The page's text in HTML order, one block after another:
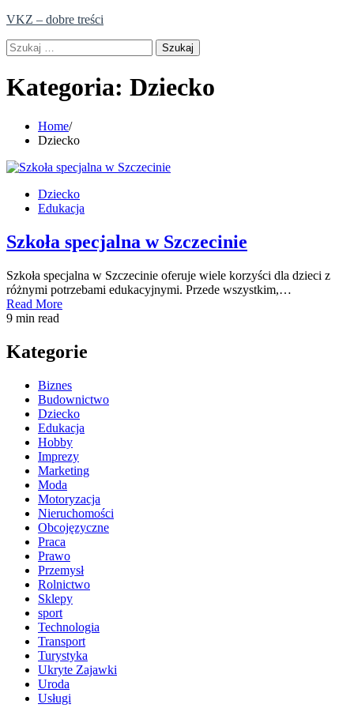
Skip
content
VKZ – dobre treści
Szukaj:
Kategoria: Dziecko
Home
Dziecko
Dziecko
Edukacja
Szkoła specjalna w Szczecinie
Szkoła specjalna w Szczecinie oferuje wiele korzyści dla dzieci z
różnymi potrzebami edukacyjnymi. Przede wszystkim,…
Read More
9 min read
Kategorie
Biznes
Budownictwo
Dziecko
Edukacja
Hobby
Imprezy
Marketing
Moda
Motoryzacja
Nieruchomości
Obcojęzyczne
Praca
Prawo
Przemysł
Rolnictwo
Sklepy
sport
Technologia
Transport
Turystyka
Ukryte Zajawki
Uroda
Usługi